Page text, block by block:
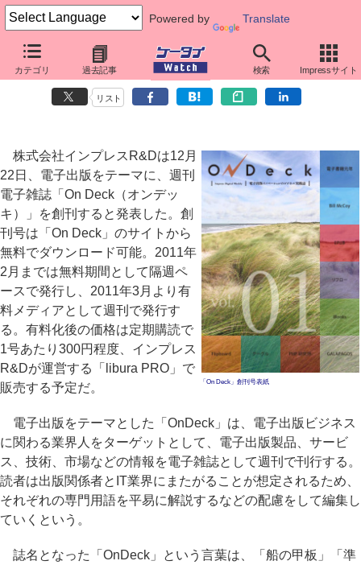
Powered by Translate
カテゴリ 過去記事 検索 Impressサイト
Impress R&D、電子出版をテーマにした週刊の電子雑誌「OnDeck」
創刊
リスト
「On Deck」創刊号表紙
株式会社インプレスR&Dは12月
22日、電子出版をテーマに、週刊
電子雑誌「On Deck（オンデッ
キ）」を創刊すると発表した。創
刊号は「On Deck」のサイトから
無料でダウンロード可能。2011年
2月までは無料期間として隔週ペ
ースで発行し、2011年3月より有
料メディアとして週刊で発行す
る。有料化後の価格は定期購読で
1号あたり300円程度、インプレス
R&Dが運営する「libura PRO」で
販売する予定だ。
電子出版をテーマとした「OnDeck」は、電子出版ビジネス
に関わる業界人をターゲットとして、電子出版製品、サービ
ス、技術、市場などの情報を電子雑誌として週刊で刊行する。
読者は出版関係者とIT業界にまたがることが想定されるため、
それぞれの専門用語を平易に解説するなどの配慮をして編集し
ていくという。
誌名となった「OnDeck」という言葉は、「船の甲板」「準